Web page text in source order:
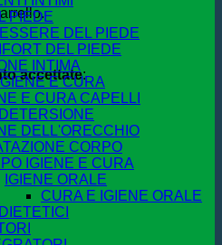
accettate:
PIEDE
DEL PIEDE
DEL PIEDE
INTIMA
E CURA
E CURA CAPELLI
DELL'ORECCHIO
CORPO
IGIENE E CURA
IGIENE ORALE
CURA E IGIENE ORALE